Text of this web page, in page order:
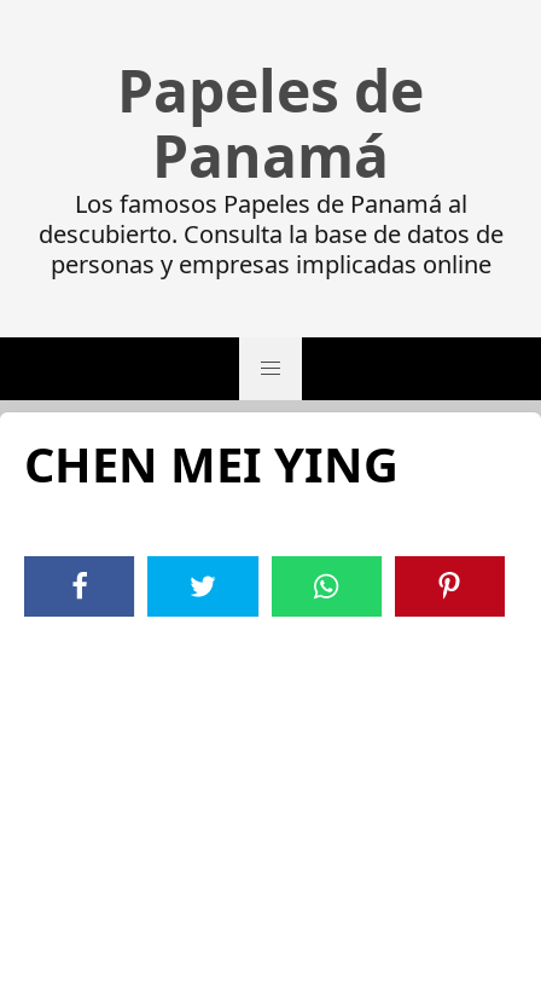
Papeles de
Panamá
Los famosos Papeles de Panamá al
descubierto. Consulta la base de datos de
personas y empresas implicadas online
CHEN MEI YING